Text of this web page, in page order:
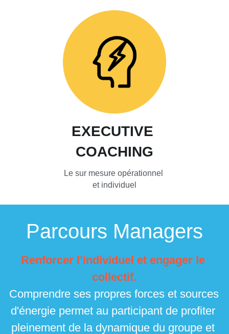
EXECUTIVE
COACHING
Le sur mesure opérationnel
et individuel
Parcours Managers
Renforcer l’individuel et engager le
collectif.
Comprendre ses propres forces et sources
d'énergie permet au participant de profiter
pleinement de la dynamique du groupe et